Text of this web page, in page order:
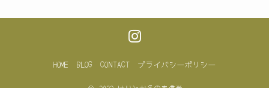
HOME BLOG CONTACT プライバシーポリシー